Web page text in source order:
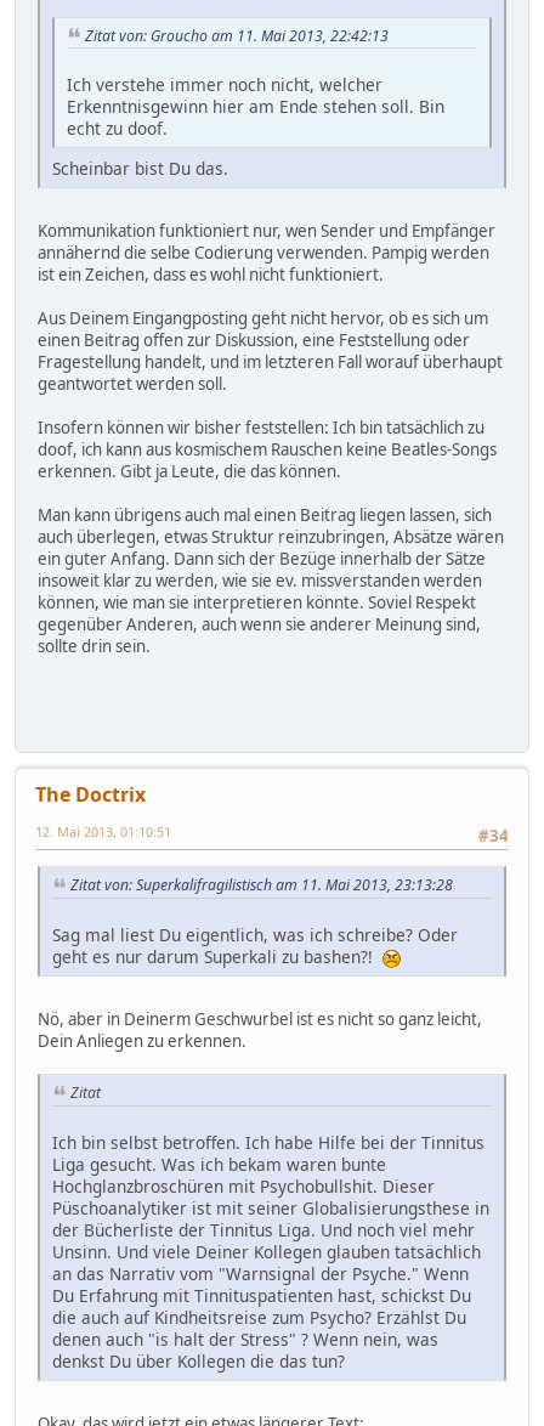
Zitat von: Groucho am 11. Mai 2013, 22:42:13
Ich verstehe immer noch nicht, welcher
Erkenntnisgewinn hier am Ende stehen soll. Bin
echt zu doof.
Scheinbar bist Du das.
Kommunikation funktioniert nur, wen Sender und Empfänger
annähernd die selbe Codierung verwenden. Pampig werden
ist ein Zeichen, dass es wohl nicht funktioniert.
Aus Deinem Eingangposting geht nicht hervor, ob es sich um
einen Beitrag offen zur Diskussion, eine Feststellung oder
Fragestellung handelt, und im letzteren Fall worauf überhaupt
geantwortet werden soll.
Insofern können wir bisher feststellen: Ich bin tatsächlich zu
doof, ich kann aus kosmischem Rauschen keine Beatles-Songs
erkennen. Gibt ja Leute, die das können.
Man kann übrigens auch mal einen Beitrag liegen lassen, sich
auch überlegen, etwas Struktur reinzubringen, Absätze wären
ein guter Anfang. Dann sich der Bezüge innerhalb der Sätze
insoweit klar zu werden, wie sie ev. missverstanden werden
können, wie man sie interpretieren könnte. Soviel Respekt
gegenüber Anderen, auch wenn sie anderer Meinung sind,
sollte drin sein.
The Doctrix
#34
12. Mai 2013, 01:10:51
Zitat von: Superkalifragilistisch am 11. Mai 2013, 23:13:28
Sag mal liest Du eigentlich, was ich schreibe? Oder
geht es nur darum Superkali zu bashen?!
Nö, aber in Deinerm Geschwurbel ist es nicht so ganz leicht,
Dein Anliegen zu erkennen.
Zitat
Ich bin selbst betroffen. Ich habe Hilfe bei der Tinnitus
Liga gesucht. Was ich bekam waren bunte
Hochglanzbroschüren mit Psychobullshit. Dieser
Püschoanalytiker ist mit seiner Globalisierungsthese in
der Bücherliste der Tinnitus Liga. Und noch viel mehr
Unsinn. Und viele Deiner Kollegen glauben tatsächlich
an das Narrativ vom "Warnsignal der Psyche." Wenn
Du Erfahrung mit Tinnituspatienten hast, schickst Du
die auch auf Kindheitsreise zum Psycho? Erzählst Du
denen auch "is halt der Stress" ? Wenn nein, was
denkst Du über Kollegen die das tun?